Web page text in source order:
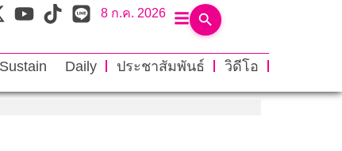
8 ก.ค. 2026
Sustain Daily ประชาสัมพันธ์
วิดีโอ